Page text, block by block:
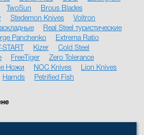
TwoSun
Brous Blades
Stedemon Knives
Voltron
Real Steel туристические
Panchenko
Extrema Ratio
START Kizer
Cold Steel
FreeTiger
Zero Tolerance
Ножи
NOC Knives
Lion Knives
Harnds Petrified Fish